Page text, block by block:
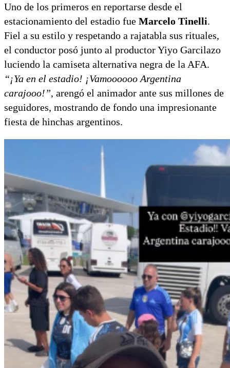
Mundial 2026
Uno de los primeros en reportarse desde el
estacionamiento del estadio fue Marcelo Tinelli.
Fiel a su estilo y respetando a rajatabla sus rituales,
el conductor posó junto al productor Yiyo Garcilazo
luciendo la camiseta alternativa negra de la AFA.
“¡Ya en el estadio! ¡Vamoooooo Argentina
carajooo!”, arengó el animador ante sus millones de
seguidores, mostrando de fondo una impresionante
fiesta de hinchas argentinos.